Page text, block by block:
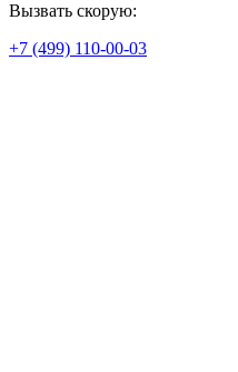
Вызвать скорую:
+7 (499) 110-00-03